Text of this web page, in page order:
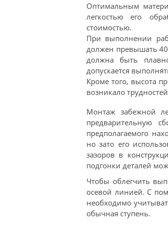
Оптимальным
легкостью его
стоимостью.
При выполнении
должен превышать
должна быть
допускается
Кроме того, высота
возникало
Монтаж забежной
предварительную
предполагаемого
но зато его
зазоров в
подгонки деталей
Чтобы облегчить
осевой линией. С
необходимо
обычная ступень.